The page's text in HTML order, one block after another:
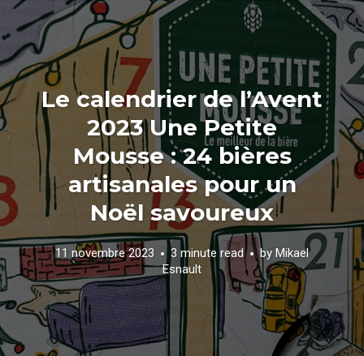
Le calendrier de l’Avent
2023 Une Petite
Mousse : 24 bières
artisanales pour un
Noël savoureux
11 novembre 2023 3 minute read by Mikael
Esnault